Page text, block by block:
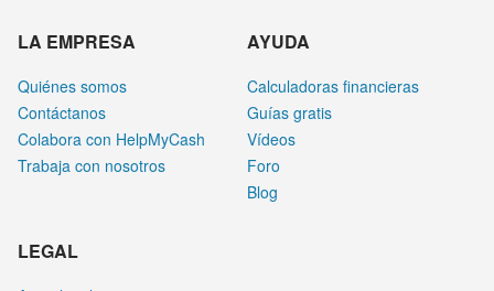
LA EMPRESA
Quiénes somos
Contáctanos
Colabora con HelpMyCash
Trabaja con nosotros
AYUDA
Calculadoras financieras
Guías gratis
Vídeos
Foro
Blog
LEGAL